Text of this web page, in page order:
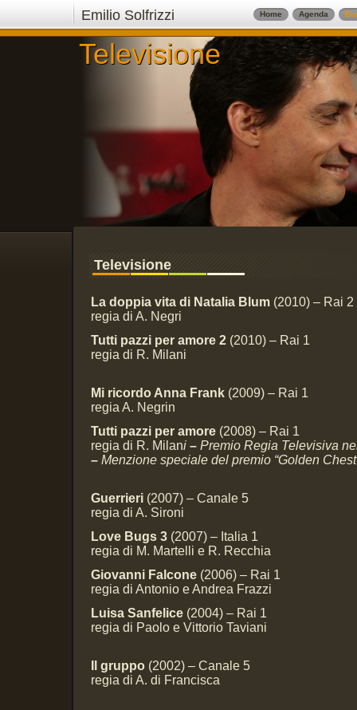
Emilio Solfrizzi Home Agenda
Televisione
Televisione
Televisione
La doppia vita di Natalia Blum (2010) – Rai 2
regia di A. Negri
Tutti pazzi per amore 2 (2010) – Rai 1
regia di R. Milani
Mi ricordo Anna Frank (2009) – Rai 1
regia A. Negrin
Tutti pazzi per amore (2008) – Rai 1
regia di R. Milani – Premio Regia Televisiva
– Menzione speciale del premio “Golden
Guerrieri (2007) – Canale 5
regia di A. Sironi
Love Bugs 3 (2007) – Italia 1
regia di M. Martelli e R. Recchia
Giovanni Falcone (2006) – Rai 1
regia di Antonio e Andrea Frazzi
Luisa Sanfelice (2004) – Rai 1
regia di Paolo e Vittorio Taviani
Il gruppo (2002) – Canale 5
regia di A. di Francisca